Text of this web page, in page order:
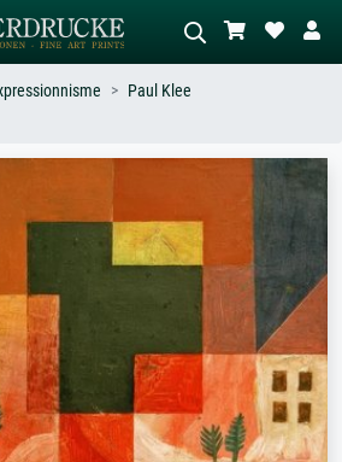
style –
Hokusai,
Décrivez la scène – ex. prairie verte,
tableau sombre, nu debout près d'un
arbre.
Paul Klee